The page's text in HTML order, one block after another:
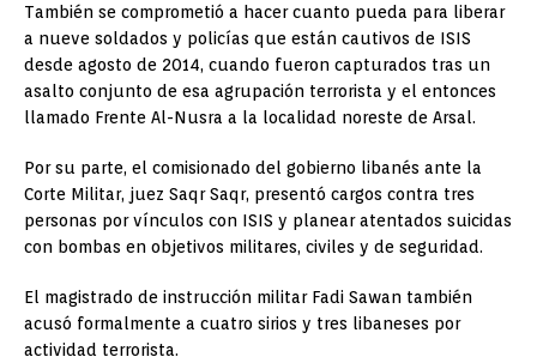
También se comprometió a hacer cuanto pueda para liberar
a nueve soldados y policías que están cautivos de ISIS
desde agosto de 2014, cuando fueron capturados tras un
asalto conjunto de esa agrupación terrorista y el entonces
llamado Frente Al-Nusra a la localidad noreste de Arsal.
Por su parte, el comisionado del gobierno libanés ante la
Corte Militar, juez Saqr Saqr, presentó cargos contra tres
personas por vínculos con ISIS y planear atentados suicidas
con bombas en objetivos militares, civiles y de seguridad.
El magistrado de instrucción militar Fadi Sawan también
acusó formalmente a cuatro sirios y tres libaneses por
actividad terrorista.